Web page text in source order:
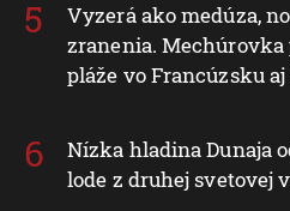
Vyzerá ako medúza,
zranenia.
pláže vo Francúzsku
Nízka hladina Dunaja
lode z druhej svetovej